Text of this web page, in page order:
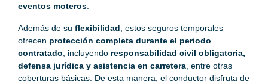
eventos moteros
Además de su flexibilidad , estos seguros temporales
ofrecen protección completa durante el periodo
contratado , incluyendo responsabilidad civil obligatoria,
defensa jurídica y asistencia en carretera , entre otras
coberturas básicas. De esta manera, el conductor disfruta de